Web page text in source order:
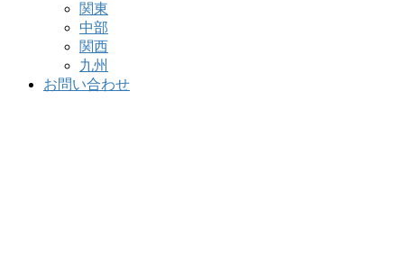
関東
中部
関西
九州
お問い合わせ